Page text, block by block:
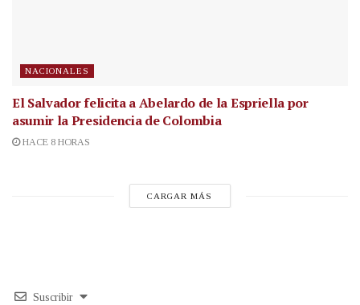
NACIONALES
El Salvador felicita a Abelardo de la Espriella por
asumir la Presidencia de Colombia
HACE 8 HORAS
CARGAR MÁS
Suscribir